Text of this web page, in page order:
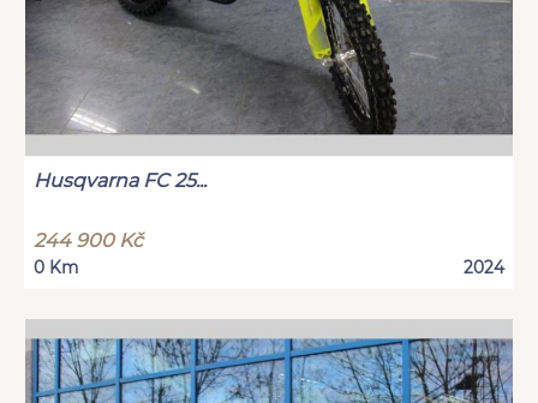
Husqvarna FC 25...
244 900 Kč
0 Km 2024